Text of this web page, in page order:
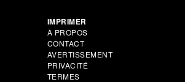
IMPRIMER
À PROPOS
CONTACT
AVERTISSEMENT
PRIVACITÉ
TERMES